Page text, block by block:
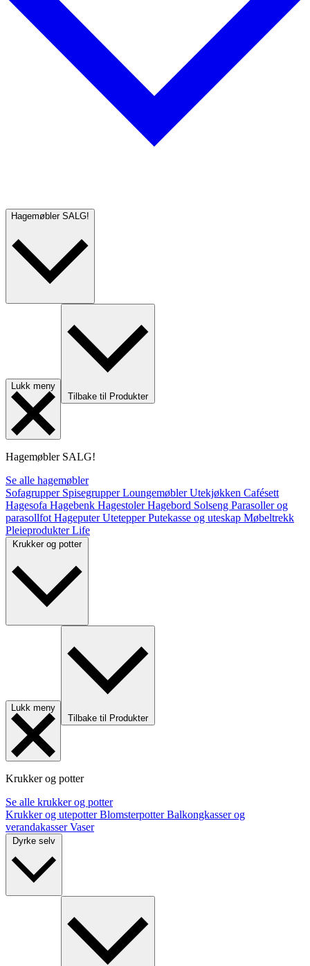
Hagemøbler SALG!
Lukk meny
Tilbake til Produkter
Hagemøbler SALG!
Se alle hagemøbler
Sofagrupper SpisegrupperLoungemøblerUtekjøkken Cafésett
Hagesofa Hagebenk HagestolerHagebord Solseng Parasoller og
parasollfot HageputerUtetepperPutekasse og uteskap Møbeltrekk
PleieprodukterLife
Krukker og potter
Lukk meny
Tilbake til Produkter
Krukker og potter
Se alle krukker og potter
Krukker og utepotterBlomsterpotterBalkongkasser og
verandakasserVaser